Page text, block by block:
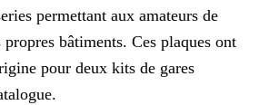
permettant aux amateurs de
bâtiments. Ces plaques ont
pour deux kits de gares